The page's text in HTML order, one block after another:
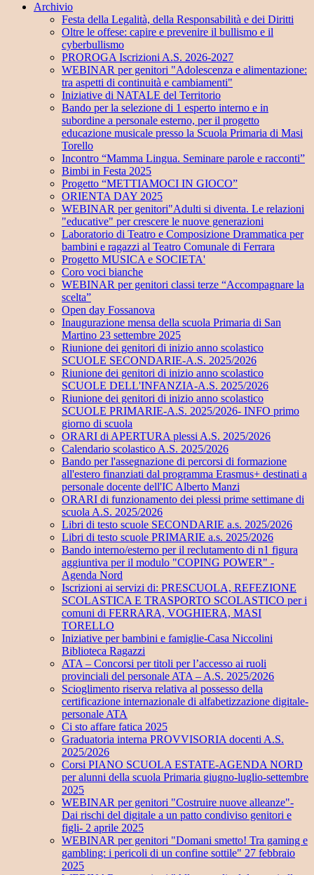
Archivio
Festa della Legalità, della Responsabilità e dei Diritti
Oltre le offese: capire e prevenire il bullismo e il
cyberbullismo
PROROGA Iscrizioni A.S. 2026-2027
WEBINAR per genitori "Adolescenza e alimentazione:
tra aspetti di continuità e cambiamenti"
Iniziative di NATALE del Territorio
Bando per la selezione di 1 esperto interno e in
subordine a personale esterno, per il progetto
educazione musicale presso la Scuola Primaria di Masi
Torello
Incontro “Mamma Lingua. Seminare parole e racconti”
Bimbi in Festa 2025
Progetto “METTIAMOCI IN GIOCO”
ORIENTA DAY 2025
WEBINAR per genitori"Adulti si diventa. Le relazioni
"educative" per crescere le nuove generazioni
Laboratorio di Teatro e Composizione Drammatica per
bambini e ragazzi al Teatro Comunale di Ferrara
Progetto MUSICA e SOCIETA'
Coro voci bianche
WEBINAR per genitori classi terze “Accompagnare la
scelta”
Open day Fossanova
Inaugurazione mensa della scuola Primaria di San
Martino 23 settembre 2025
Riunione dei genitori di inizio anno scolastico
SCUOLE SECONDARIE-A.S. 2025/2026
Riunione dei genitori di inizio anno scolastico
SCUOLE DELL'INFANZIA-A.S. 2025/2026
Riunione dei genitori di inizio anno scolastico
SCUOLE PRIMARIE-A.S. 2025/2026- INFO primo
giorno di scuola
ORARI di APERTURA plessi A.S. 2025/2026
Calendario scolastico A.S. 2025/2026
Bando per l'assegnazione di percorsi di formazione
all'estero finanziati dal programma Erasmus+ destinati a
personale docente dell'IC Alberto Manzi
ORARI di funzionamento dei plessi prime settimane di
scuola A.S. 2025/2026
Libri di testo scuole SECONDARIE a.s. 2025/2026
Libri di testo scuole PRIMARIE a.s. 2025/2026
Bando interno/esterno per il reclutamento di n1 figura
aggiuntiva per il modulo "COPING POWER" -
Agenda Nord
Iscrizioni ai servizi di: PRESCUOLA, REFEZIONE
SCOLASTICA E TRASPORTO SCOLASTICO per i
comuni di FERRARA, VOGHIERA, MASI
TORELLO
Iniziative per bambini e famiglie-Casa Niccolini
Biblioteca Ragazzi
ATA – Concorsi per titoli per l’accesso ai ruoli
provinciali del personale ATA – A.S. 2025/2026
Scioglimento riserva relativa al possesso della
certificazione internazionale di alfabetizzazione digitale-
personale ATA
Ci sto affare fatica 2025
Graduatoria interna PROVVISORIA docenti A.S.
2025/2026
Corsi PIANO SCUOLA ESTATE-AGENDA NORD
per alunni della scuola Primaria giugno-luglio-settembre
2025
WEBINAR per genitori "Costruire nuove alleanze"-
Dai rischi del digitale a un patto condiviso genitori e
figli- 2 aprile 2025
WEBINAR per genitori "Domani smetto! Tra gaming e
gambling: i pericoli di un confine sottile" 27 febbraio
2025